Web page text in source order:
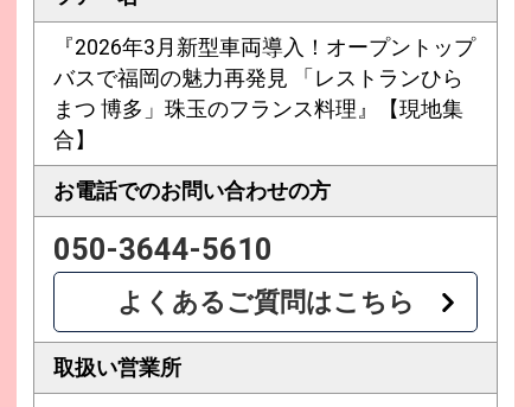
『2026年3月新型車両導入！オープントップ
バスで福岡の魅力再発見 「レストランひら
まつ 博多」珠玉のフランス料理』【現地集
合】
お電話でのお問い合わせの方
050-3644-5610
よくあるご質問はこちら
取扱い営業所